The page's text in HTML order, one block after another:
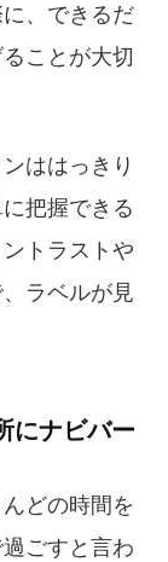
、できるだ
ことが大切
ははっきり
把握できる
トラストや
ラベルが見
にナビバー
どの時間を
ごすと言わ